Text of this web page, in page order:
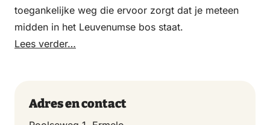
toegankelijke weg die ervoor zorgt dat je meteen
midden in het Leuvenumse bos staat.
Lees verder…
Adres en contact